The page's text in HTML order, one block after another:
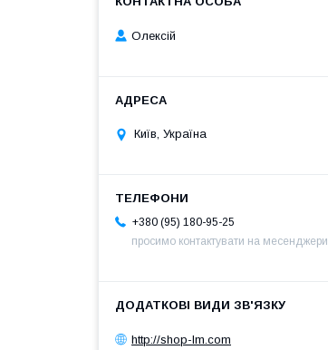
Олексій
Київ, Україна
+380 (95) 180-95-25
просимо контактувати на месенджери
http://shop-lm.com